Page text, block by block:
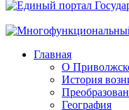
Главная
О
История
География